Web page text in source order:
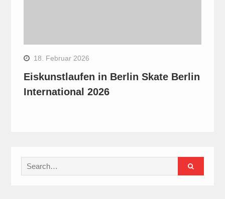
18. Februar 2026
Eiskunstlaufen in Berlin Skate Berlin
International 2026
Search
for: